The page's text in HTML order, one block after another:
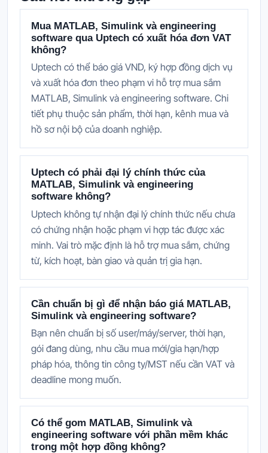
Mua MATLAB, Simulink và engineering
software qua Uptech có xuất hóa đơn VAT
không?
Uptech có thể báo giá VND, ký hợp đồng dịch vụ
và xuất hóa đơn theo phạm vi hỗ trợ mua sắm
MATLAB, Simulink và engineering software. Chi
tiết phụ thuộc sản phẩm, thời hạn, kênh mua và
hồ sơ nội bộ của doanh nghiệp.
Uptech có phải đại lý chính thức của
MATLAB, Simulink và engineering
software không?
Uptech không tự nhận đại lý chính thức nếu chưa
có chứng nhận hoặc phạm vi hợp tác được xác
minh. Vai trò mặc định là hỗ trợ mua sắm, chứng
từ, kích hoạt, bàn giao và quản trị gia hạn.
Cần chuẩn bị gì để nhận báo giá MATLAB,
Simulink và engineering software?
Bạn nên chuẩn bị số user/máy/server, thời hạn,
gói đang dùng, nhu cầu mua mới/gia hạn/hợp
pháp hóa, thông tin công ty/MST nếu cần VAT và
deadline mong muốn.
Có thể gom MATLAB, Simulink và
engineering software với phần mềm khác
trong một hợp đồng không?